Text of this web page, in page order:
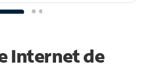
Internet de